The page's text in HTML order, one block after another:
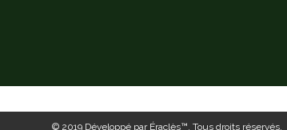
© 2019 Développé par Éraclès™ . Tous droits réservés.